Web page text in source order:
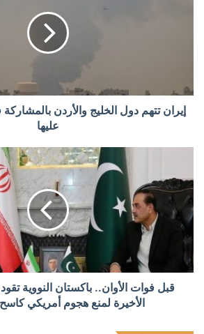
إيران تتهم دول الخليج والأردن
عليها
قبل فوات الأوان.. باكستان النووية
الأخيرة لمنع هجوم أمريكي